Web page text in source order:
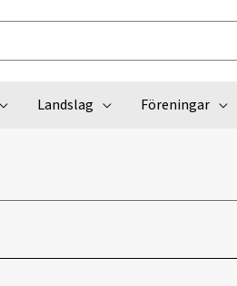
Landslag Föreningar